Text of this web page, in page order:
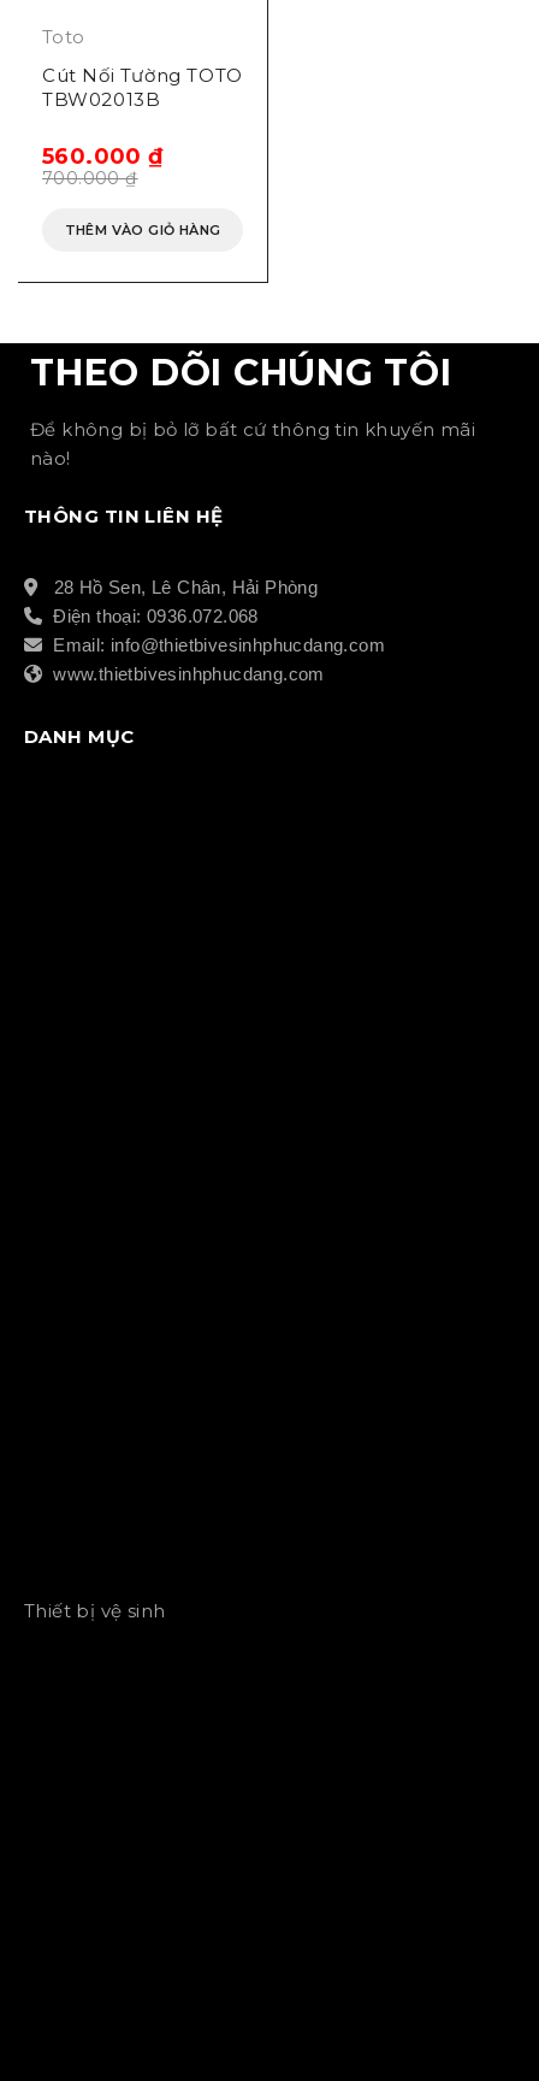
Toto
Cút Nối Tường TOTO
TBW02013B
700.000₫
560.000₫
THÊM VÀO GIỎ HÀNG
THEO DÕI CHÚNG TÔI
Để không bị bỏ lỡ bất cứ thông tin khuyến mãi
nào!
THÔNG TIN LIÊN HỆ
28 Hồ Sen, Lê Chân, Hải Phòng
Điện thoại: 0936.072.068
Email: info@thietbivesinhphucdang.com
www.thietbivesinhphucdang.com
DANH MỤC
Thiết bị vệ sinh